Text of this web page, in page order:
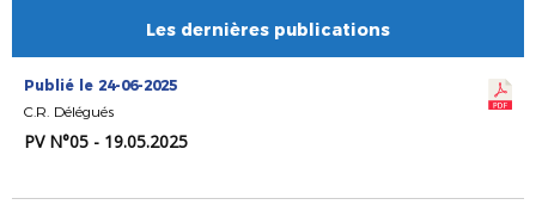
Les dernières publications
Publié le 24-06-2025
C.R. Délégués
PV N°05 - 19.05.2025